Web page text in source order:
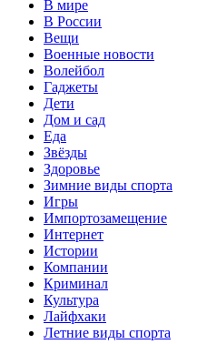
В мире
В России
Вещи
Военные новости
Волейбол
Гаджеты
Дети
Дом и сад
Еда
Звёзды
Здоровье
Зимние виды спорта
Игры
Импортозамещение
Интернет
Истории
Компании
Криминал
Культура
Лайфхаки
Летние виды спорта